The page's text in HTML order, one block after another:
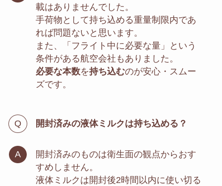
載はありませんでした。
手荷物として持ち込める重量制限内であ
れば問題ないと思います。
また、「フライト中に必要な量」という
条件がある航空会社もありました。
必要な本数を持ち込むのが安心・スムー
ズです。
開封済みの液体ミルクは持ち込める？
開封済みのものは衛生面の観点からおす
すめしません。
液体ミルクは開封後2時間以内に使い切る